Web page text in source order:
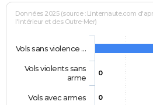
Données 2025 (source : Linternaute.com
l'Intérieur et des Outre-Mer)
0
0
Vols sans violence …
Vols violents sans
arme
Vols avec armes